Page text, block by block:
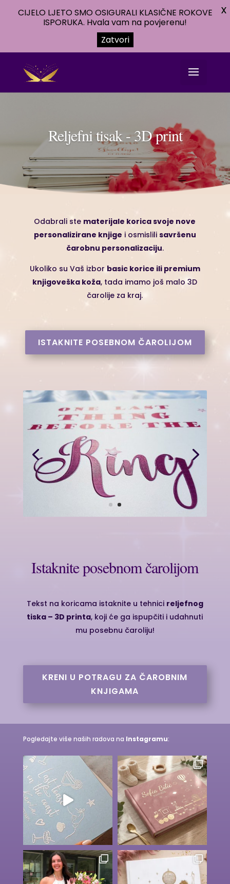
Reljefni tisak - 3D print
Odabrali ste materijale korica svoje nove
personalizirane knjige i osmislili savršenu
čarobnu personalizaciju.
Ukoliko su Vaš izbor basic korice ili premium
knjigoveška koža, tada imamo još malo 3D
čarolije za kraj.
ISTAKNITE POSEBNOM ČAROLIJOM
Istaknite posebnom čarolijom
Tekst na koricama istaknite u tehnici reljefnog
tiska – 3D printa, koji će ga ispupčiti i udahnuti
mu posebnu čaroliju!
KRENI U POTRAGU ZA ČAROBNIM
KNJIGAMA
Pogledajte više naših radova na Instagramu:
CIJELO LJETO SMO OSIGURALI KLASIČNE ROKOVE
ISPORUKA. Hvala vam na povjerenu!
Zatvori
X